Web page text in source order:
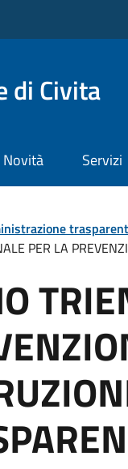
di Civita
Novità Servizi
PER LA